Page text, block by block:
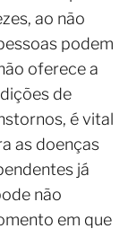
ao não
podem
oferece a
de
é vital
as doenças
já
não
em que